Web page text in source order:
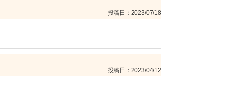
投稿日
2023/07/18
投稿日
2023/04/12